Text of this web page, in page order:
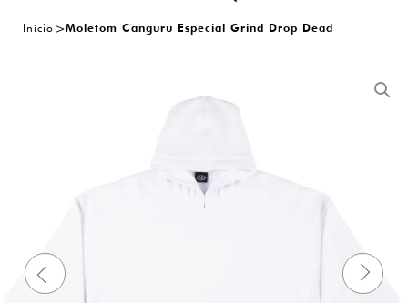
Início Moletom Canguru Especial Grind Drop Dead